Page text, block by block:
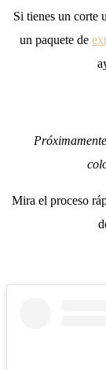
Si tienes un corte
un paquete de
Mira el proceso